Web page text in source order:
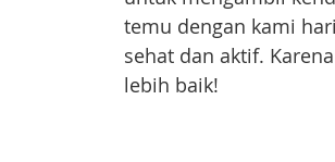
temu dengan kami
sehat dan aktif.
lebih baik!